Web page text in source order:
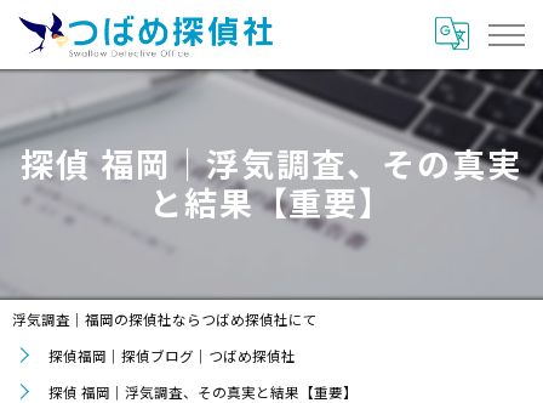
探偵 福岡｜浮気調査、その真実
と結果【重要】
浮気調査｜福岡の探偵社ならつばめ探偵社にて
探偵福岡｜探偵ブログ｜つばめ探偵社
探偵 福岡｜浮気調査、その真実と結果【重要】